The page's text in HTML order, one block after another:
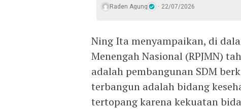
Raden Agung 22/07/2026
Ning Ita menyampaikan, di
Menengah Nasional (RPJMN)
adalah pembangunan SDM
terbangun adalah bidang
tertopang karena kekuatan